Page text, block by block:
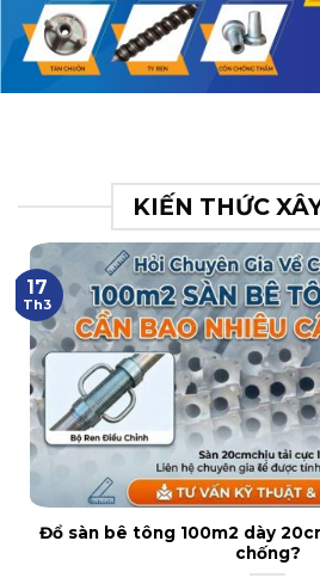
KIẾN THỨC
Đổ sàn bê tông 100m2 dày
chống?
17
Th3